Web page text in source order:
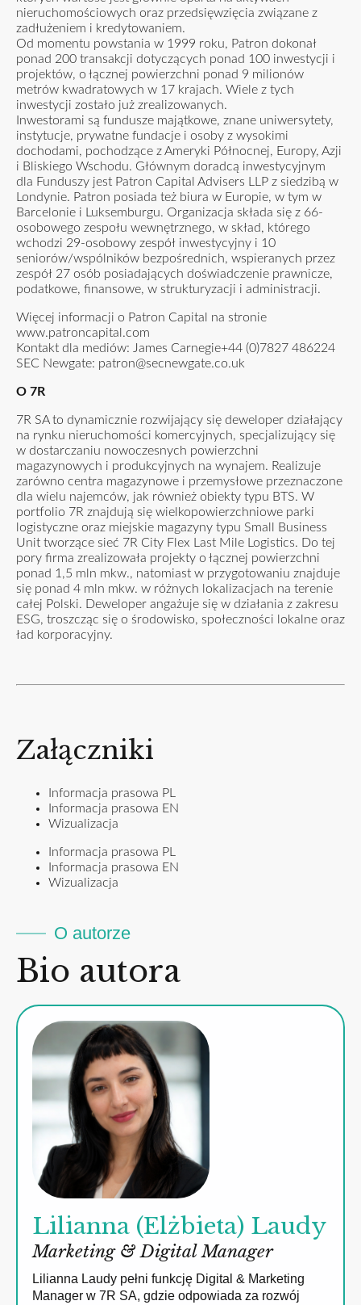
nieruchomościowych oraz przedsięwzięcia związane z
zadłużeniem i kredytowaniem.
Od momentu powstania w 1999 roku, Patron dokonał
ponad 200 transakcji dotyczących ponad 100 inwestycji i
projektów, o łącznej powierzchni ponad 9 milionów
metrów kwadratowych w 17 krajach. Wiele z tych
inwestycji zostało już zrealizowanych.
Inwestorami są fundusze majątkowe, znane uniwersytety,
instytucje, prywatne fundacje i osoby z wysokimi
dochodami, pochodzące z Ameryki Północnej, Europy, Azji
i Bliskiego Wschodu. Głównym doradcą inwestycyjnym
dla Funduszy jest Patron Capital Advisers LLP z siedzibą w
Londynie. Patron posiada też biura w Europie, w tym w
Barcelonie i Luksemburgu. Organizacja składa się z 66-
osobowego zespołu wewnętrznego, w skład, którego
wchodzi 29-osobowy zespół inwestycyjny i 10
seniorów/wspólników bezpośrednich, wspieranych przez
zespół 27 osób posiadających doświadczenie prawnicze,
podatkowe, finansowe, w strukturyzacji i administracji.
Więcej informacji o Patron Capital na stronie
www.patroncapital.com
Kontakt dla mediów: James Carnegie+44 (0)7827 486224
SEC Newgate: patron@secnewgate.co.uk
O 7R
7R SA to dynamicznie rozwijający się deweloper działający
na rynku nieruchomości komercyjnych, specjalizujący się
w dostarczaniu nowoczesnych powierzchni
magazynowych i produkcyjnych na wynajem. Realizuje
zarówno centra magazynowe i przemysłowe przeznaczone
dla wielu najemców, jak również obiekty typu BTS. W
portfolio 7R znajdują się wielkopowierzchniowe parki
logistyczne oraz miejskie magazyny typu Small Business
Unit tworzące sieć 7R City Flex Last Mile Logistics. Do tej
pory firma zrealizowała projekty o łącznej powierzchni
ponad 1,5 mln mkw., natomiast w przygotowaniu znajduje
się ponad 4 mln mkw. w różnych lokalizacjach na terenie
całej Polski. Deweloper angażuje się w działania z zakresu
ESG, troszcząc się o środowisko, społeczności lokalne oraz
ład korporacyjny.
Załączniki
Informacja prasowa PL
Informacja prasowa EN
Wizualizacja
Informacja prasowa PL
Informacja prasowa EN
Wizualizacja
O autorze
Bio autora
Lilianna (Elżbieta) Laudy
Marketing & Digital Manager
Lilianna Laudy pełni funkcję Digital & Marketing
Manager w 7R SA, gdzie odpowiada za rozwój